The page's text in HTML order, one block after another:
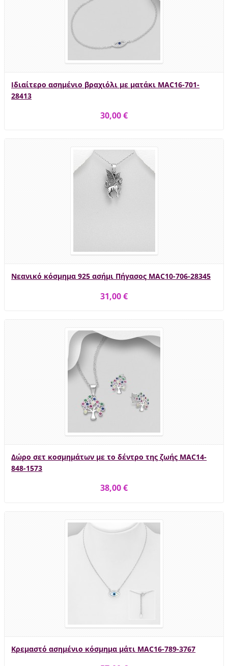
Ιδιαίτερο ασημένιο βραχιόλι με ματάκι MAC16-701-
28413
30,00 €
Νεανικό κόσμημα 925 ασήμι Πήγασος MAC10-706-28345
31,00 €
Δώρο σετ κοσμημάτων με το δέντρο της ζωής MAC14-
848-1573
38,00 €
Κρεμαστό ασημένιο κόσμημα μάτι MAC16-789-3767